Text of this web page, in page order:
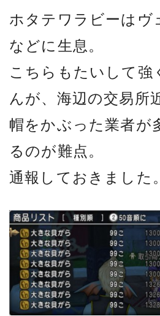
ホタテワラビーはヴ
などに生息。
こちらもたいして強
んが、海辺の交易所
帽をかぶった業者が
るのが難点。
通報しておきました。